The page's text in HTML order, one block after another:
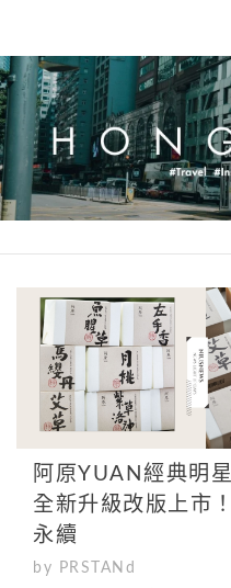
阿原YUAN經典明
全新升級改版上市
永續
by PRSTANd